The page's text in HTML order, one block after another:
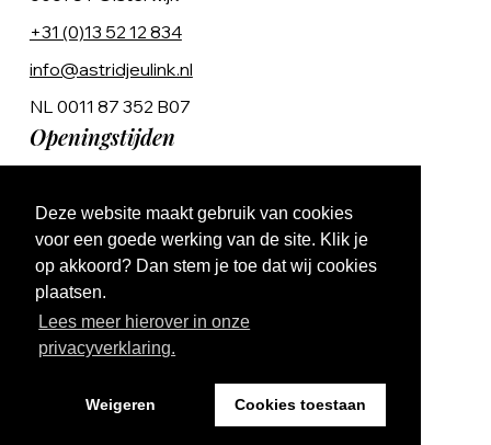
Deze website maakt gebruik van cookies
voor een goede werking van de site. Klik je
op akkoord? Dan stem je toe dat wij cookies
plaatsen.
Lees meer hierover in onze
privacyverklaring.
Weigeren Cookies toestaan
+31 (0)13 52 12 834
info@astridjeulink.nl
NL 0011 87 352 B07
Openingstijden
Ma t/m Vr 9:00 - 17:00
Website by The Cre8ion.Lab